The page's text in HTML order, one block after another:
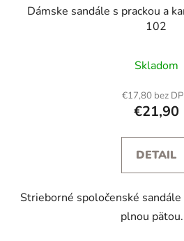
Dámske sandále s prackou a
102
Skladom
€17,80 bez
€21,90
DETAIL
Strieborné spoločenské
plnou